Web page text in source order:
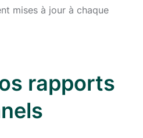
mises à jour à chaque
rapports